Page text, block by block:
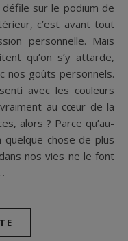
sur le podium de
c’est avant tout
personnelle. Mais
qu’on s’y attarde,
nos goûts personnels.
avec les couleurs
au cœur de la
alors ? Parce qu’au-
chose de plus
nos vies ne le font